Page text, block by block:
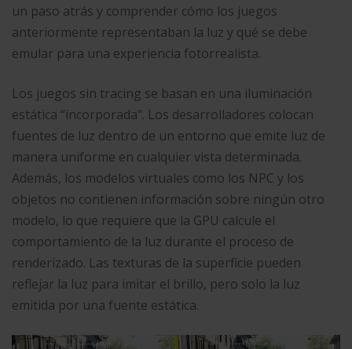
un paso atrás y comprender cómo los juegos
anteriormente representaban la luz y qué se debe
emular para una experiencia fotorrealista.
Los juegos sin tracing se basan en una iluminación
estática “incorporada”. Los desarrolladores colocan
fuentes de luz dentro de un entorno que emite luz de
manera uniforme en cualquier vista determinada.
Además, los modelos virtuales como los NPC y los
objetos no contienen información sobre ningún otro
modelo, lo que requiere que la GPU calcule el
comportamiento de la luz durante el proceso de
renderizado. Las texturas de la superficie pueden
reflejar la luz para imitar el brillo, pero solo la luz
emitida por una fuente estática.